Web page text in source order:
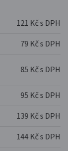
121 Kč s DPH
79 Kč s DPH
85 Kč s DPH
95 Kč s DPH
139 Kč s DPH
144 Kč s DPH